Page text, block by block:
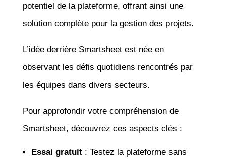
potentiel de la plateforme, offrant ainsi une
solution complète pour la gestion des projets.
L’idée derrière Smartsheet est née en
observant les défis quotidiens rencontrés par
les équipes dans divers secteurs.
Pour approfondir votre compréhension de
Smartsheet, découvrez ces aspects clés :
Essai gratuit: Testez la plateforme sans